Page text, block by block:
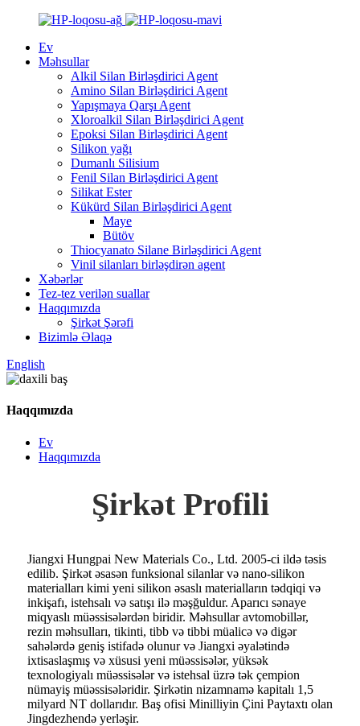
Ev
Məhsullar
Alkil Silan Birləşdirici Agent
Amino Silan Birləşdirici Agent
Yapışmaya Qarşı Agent
Xloroalkil Silan Birləşdirici Agent
Epoksi Silan Birləşdirici Agent
Silikon yağı
Dumanlı Silisium
Fenil Silan Birləşdirici Agent
Silikat Ester
Kükürd Silan Birləşdirici Agent
Maye
Bütöv
Thiocyanato Silane Birləşdirici Agent
Vinil silanları birləşdirən agent
Xəbərlər
Tez-tez verilən suallar
Haqqımızda
Şirkət Şərəfi
Bizimlə Əlaqə
English
Haqqımızda
Ev
Haqqımızda
Şirkət Profili
Jiangxi Hungpai New Materials Co., Ltd. 2005-ci ildə təsis
edilib. Şirkət əsasən funksional silanlar və nano-silikon
materialları kimi yeni silikon əsaslı materialların tədqiqi və
inkişafı, istehsalı və satışı ilə məşğuldur. Aparıcı sənaye
miqyaslı müəssisələrdən biridir. Məhsullar avtomobillər,
rezin məhsulları, tikinti, tibb və tibbi müalicə və digər
sahələrdə geniş istifadə olunur və Jiangxi əyalətində
ixtisaslaşmış və xüsusi yeni müəssisələr, yüksək
texnologiyalı müəssisələr və istehsal üzrə tək çempion
nümayiş müəssisələridir. Şirkətin nizamnamə kapitalı 1,5
milyard NT dollarıdır. Baş ofisi Minilliyin Çini Paytaxtı olan
Jingdezhendə yerləşir.